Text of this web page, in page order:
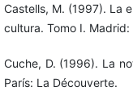
Castells, M. (1997). La
cultura. Tomo I. Madrid:
Cuche, D. (1996). La
París: La Découverte.